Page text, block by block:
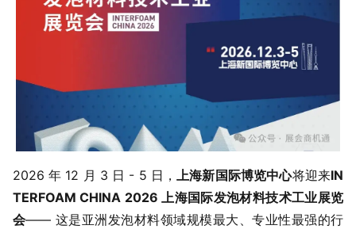
2026 年 12 月 3 日 - 5 日，上海新国际博览中心将迎来IN
TERFOAM CHINA 2026 上海国际发泡材料技术工业展览
会—— 这是亚洲发泡材料领域规模最大、专业性最强的行